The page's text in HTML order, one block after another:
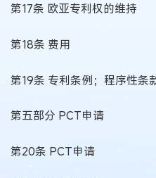
第17条 欧亚专利权的维持
第18条 费用
第19条 专利条例；程序性条
第五部分 PCT申请
第20条 PCT申请